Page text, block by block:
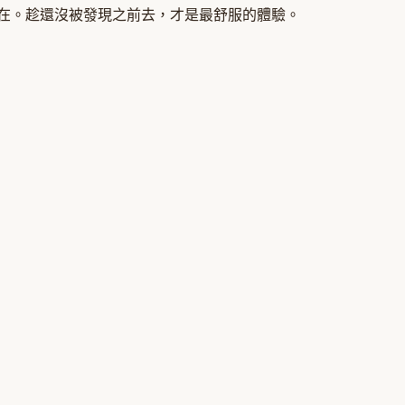
趁還沒被發現之前去，才是最舒服的體驗。